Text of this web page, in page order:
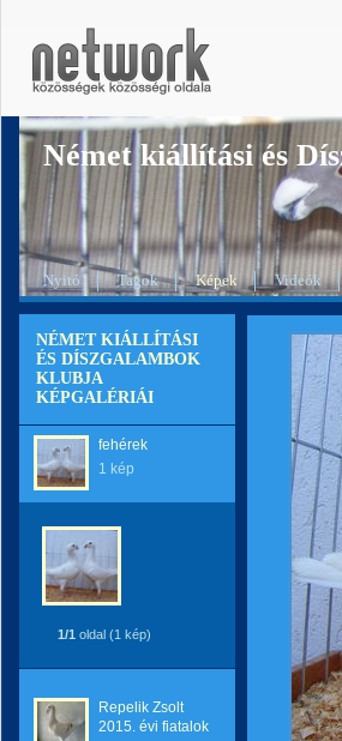
Német kiállítási és
Nyitó Tagok Képek Videók
NÉMET KIÁLLÍTÁSI
ÉS DÍSZGALAMBOK
KLUBJA
KÉPGALÉRIÁI
fehérek
1 kép
1/1 oldal (1 kép)
Repelik Zsolt
2015. évi fiatalok